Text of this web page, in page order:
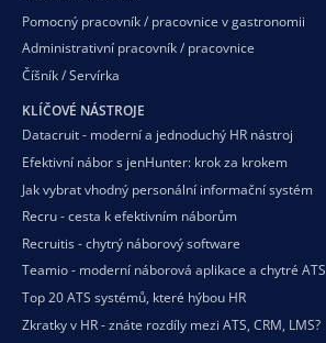
Pomocný pracovník / pracovnice v gastronomii
Administrativní pracovník / pracovnice
Číšník / Servírka
KLÍČOVÉ NÁSTROJE
Datacruit - moderní a jednoduchý HR nástroj
Efektivní nábor s jenHunter: krok za krokem
Jak vybrat vhodný personální informační systém
Recru - cesta k efektivním náborům
Recruitis - chytrý náborový software
Teamio - moderní náborová aplikace a chytré ATS
Top 20 ATS systémů, které hýbou HR
Zkratky v HR - znáte rozdíly mezi ATS, CRM, LMS?